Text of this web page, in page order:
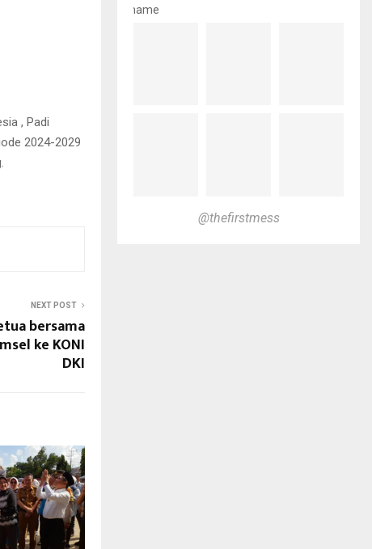
, Padi
2024-2029
NEXT POST
bersama
ke KONI
DKI
name
@thefirstmess